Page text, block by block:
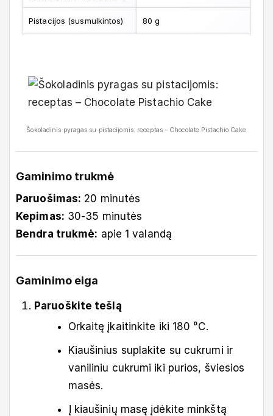
Pistacijos (susmulkintos) 80 g
Šokoladinis pyragas su pistacijomis: receptas – Chocolate Pistachio Cake
Gaminimo trukmė
Paruošimas: 20 minutės
Kepimas: 30-35 minutės
Bendra trukmė: apie 1 valandą
Gaminimo eiga
Paruoškite tešlą
Orkaitę įkaitinkite iki 180 °C.
Kiaušinius suplakite su cukrumi ir
vaniliniu cukrumi iki purios, šviesios
masės.
Į kiaušinių masę įdėkite minkštą